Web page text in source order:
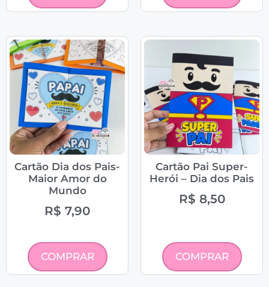
Cartão Dia dos Pais-
Maior Amor do
Mundo
R$ 7,90
COMPRAR
Cartão Pai Super-
Herói – Dia dos Pais
R$ 8,50
COMPRAR